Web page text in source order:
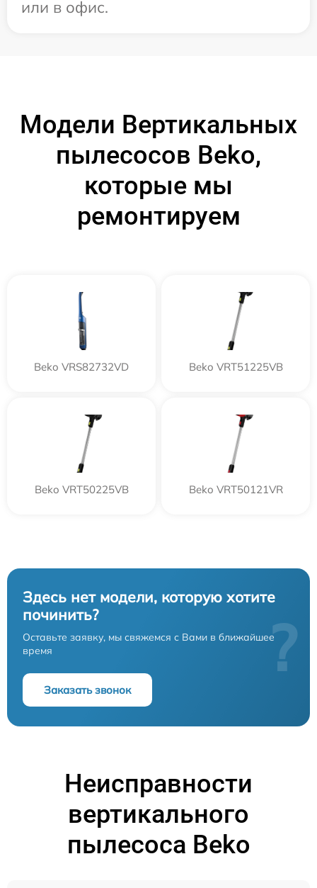
или в офис.
Модели Вертикальных
пылесосов Beko,
которые мы
ремонтируем
Beko VRS82732VD Beko VRT51225VB
Beko VRT50225VB Beko VRT50121VR
Здесь нет модели, которую хотите
починить?
Оставьте заявку, мы свяжемся с Вами в ближайшее
время
Заказать звонок
?
Неисправности
вертикального
пылесоса Beko